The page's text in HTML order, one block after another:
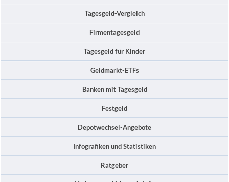
Tagesgeld-Vergleich
Firmentagesgeld
Tagesgeld für Kinder
Geldmarkt-ETFs
Banken mit Tagesgeld
Festgeld
Depotwechsel-Angebote
Infografiken und Statistiken
Ratgeber